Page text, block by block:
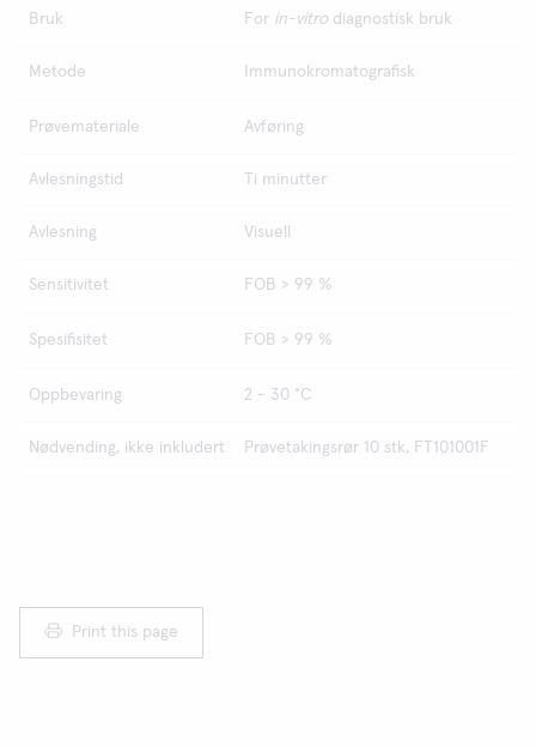
Bruk For in-vitro diagnostisk bruk
Metode Immunokromatografisk
Prøvemateriale Avføring
Avlesningstid Ti minutter
Avlesning Visuell
Sensitivitet FOB > 99 %
Spesifisitet FOB > 99 %
Oppbevaring 2 - 30 °C
Nødvending, ikke inkludert Prøvetakingsrør 10 stk, FT101001F
Print this page